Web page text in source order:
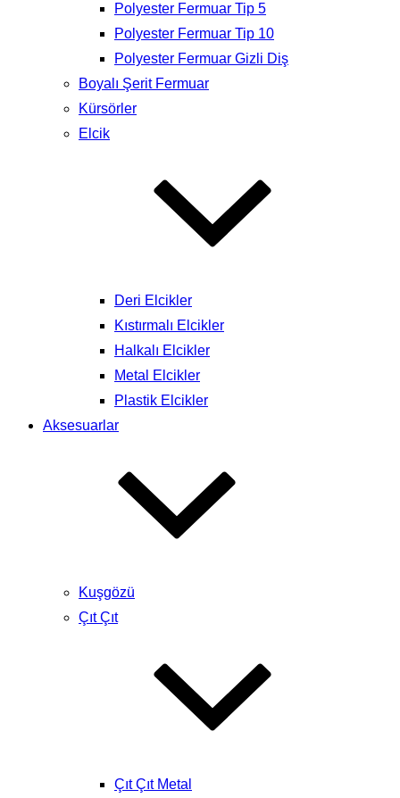
Polyester Fermuar Tip 5
Polyester Fermuar Tip 10
Polyester Fermuar Gizli Diş
Boyalı Şerit Fermuar
Kürsörler
Elcik
Deri Elcikler
Kıstırmalı Elcikler
Halkalı Elcikler
Metal Elcikler
Plastik Elcikler
Aksesuarlar
Kuşgözü
Çıt Çıt
Çıt Çıt Metal